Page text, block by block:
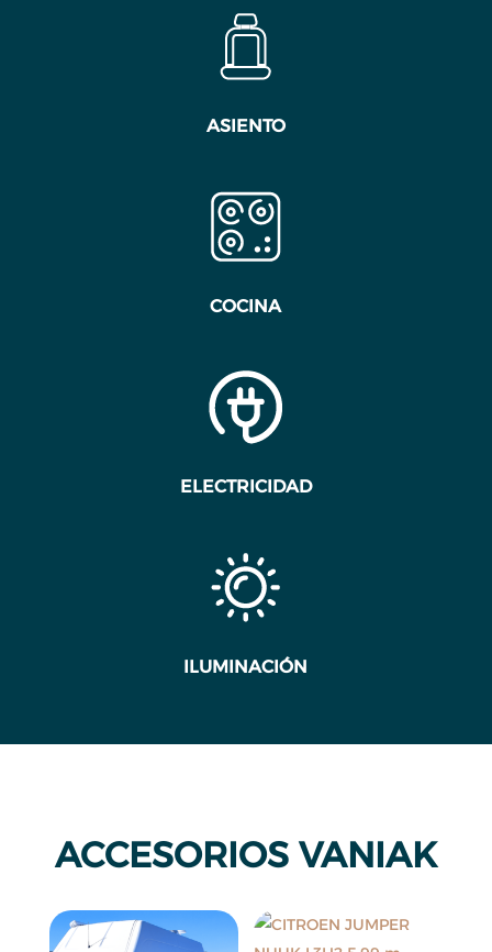
ASIENTO
COCINA
ELECTRICIDAD
ILUMINACIÓN
ACCESORIOS VANIAK